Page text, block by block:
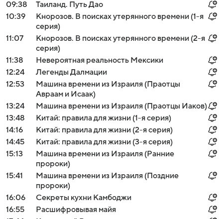
09:38
Таиланд. Путь Дао
10:39
Кнорозов. В поисках утерянного времени (1-я
серия)
11:07
Кнорозов. В поисках утерянного времени (2-я
серия)
11:38
Невероятная реальность Мексики
12:24
Легенды Далмации
12:53
Машина времени из Израиля (Праотцы
Авраам и Исаак)
13:24
Машина времени из Израиля (Праотцы Иаков)
13:48
Китай: правила для жизни (1-я серия)
14:16
Китай: правила для жизни (2-я серия)
14:45
Китай: правила для жизни (3-я серия)
15:13
Машина времени из Израиля (Ранние
пророки)
15:41
Машина времени из Израиля (Поздние
пророки)
16:06
Секреты кухни Камбоджи
16:55
Расшифровывая майя